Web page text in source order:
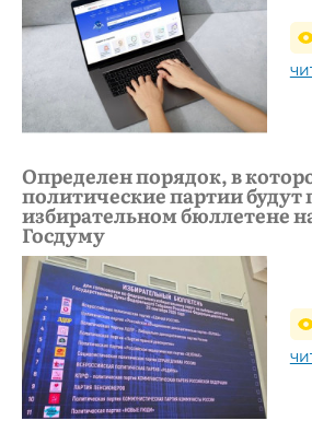
Определен порядок, в
политические партии будут
избирательном бюллетене
Госдуму